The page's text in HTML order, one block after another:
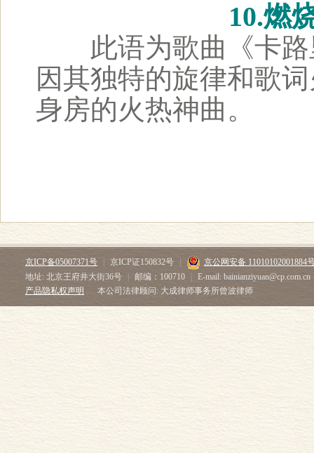
10.燃
此语为歌曲《卡路
因其独特的旋律和歌
身房的火热神曲。
京ICP备05007371号 京ICP证150832号
京公网安备 11010102001884
地址: 北京王府井大街36号
邮编：100710
E-mail: bainianziyuan@cp.com.cn
产品隐私权声明
本公司法律顾问: 大成律师事务所曾波律师